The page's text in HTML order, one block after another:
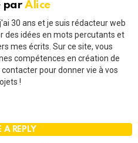
parAlice
30 ans et je suis rédacteur web
des idées en mots percutants et
mes écrits. Sur ce site, vous
compétences en création de
pour donner vie à vos
!
A REPLY